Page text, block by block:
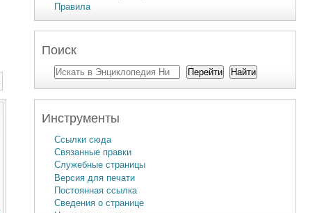
Правила
Поиск
Инструменты
Ссылки сюда
Связанные правки
Служебные страницы
Версия для печати
Постоянная ссылка
Сведения о странице